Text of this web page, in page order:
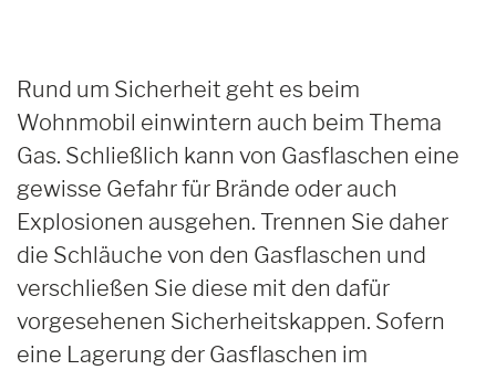
Rund um Sicherheit geht es beim
Wohnmobil einwintern auch beim Thema
Gas. Schließlich kann von Gasflaschen eine
gewisse Gefahr für Brände oder auch
Explosionen ausgehen. Trennen Sie daher
die Schläuche von den Gasflaschen und
verschließen Sie diese mit den dafür
vorgesehenen Sicherheitskappen. Sofern
eine Lagerung der Gasflaschen im